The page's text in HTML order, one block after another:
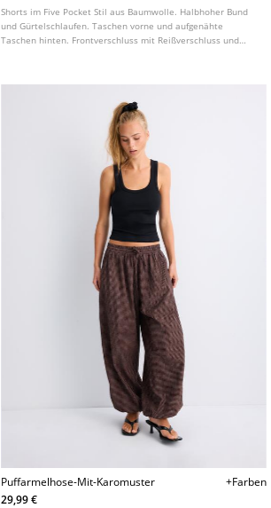
Shorts im Five Pocket Stil aus Baumwolle. Halbhoher Bund
und Gürtelschlaufen. Taschen vorne und aufgenähte
Taschen hinten. Frontverschluss mit Reißverschluss und
Puffarmelhose-Mit-Karomuster
+Farben
29,99 €